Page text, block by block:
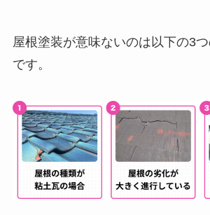
屋根塗装が意味ないのは以下の3
です。